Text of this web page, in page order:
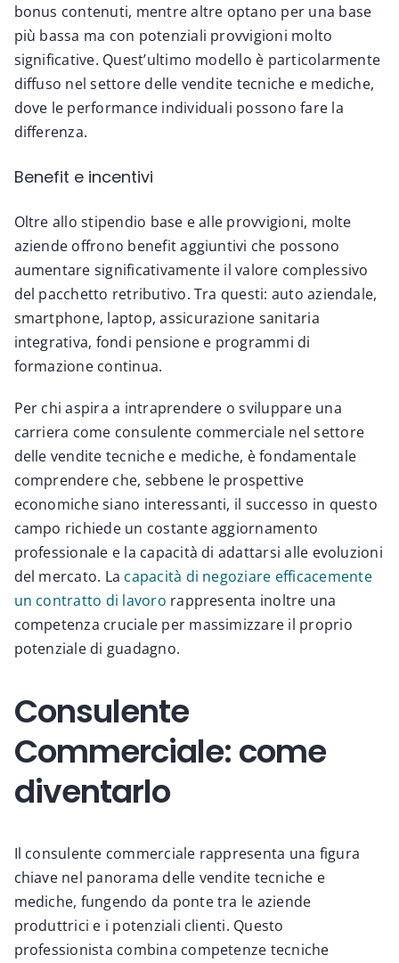
bonus contenuti, mentre altre optano per una base
più bassa ma con potenziali provvigioni molto
significative. Quest’ultimo modello è particolarmente
diffuso nel settore delle vendite tecniche e mediche,
dove le performance individuali possono fare la
differenza.
Benefit e incentivi
Oltre allo stipendio base e alle provvigioni, molte
aziende offrono benefit aggiuntivi che possono
aumentare significativamente il valore complessivo
del pacchetto retributivo. Tra questi: auto aziendale,
smartphone, laptop, assicurazione sanitaria
integrativa, fondi pensione e programmi di
formazione continua.
Per chi aspira a intraprendere o sviluppare una
carriera come consulente commerciale nel settore
delle vendite tecniche e mediche, è fondamentale
comprendere che, sebbene le prospettive
economiche siano interessanti, il successo in questo
campo richiede un costante aggiornamento
professionale e la capacità di adattarsi alle evoluzioni
del mercato. La capacità di negoziare efficacemente
un contratto di lavoro rappresenta inoltre una
competenza cruciale per massimizzare il proprio
potenziale di guadagno.
Consulente
Commerciale: come
diventarlo
Il consulente commerciale rappresenta una figura
chiave nel panorama delle vendite tecniche e
mediche, fungendo da ponte tra le aziende
produttrici e i potenziali clienti. Questo
professionista combina competenze tecniche